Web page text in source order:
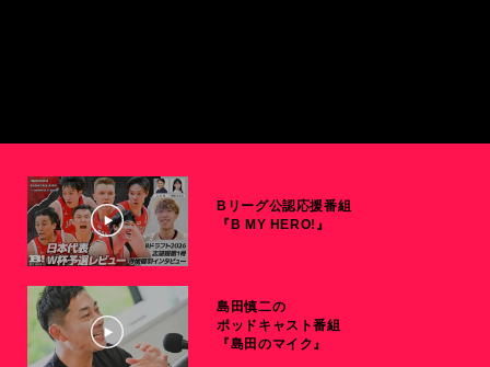
Bリーグ公認応援番組
『B MY HERO!』
島田慎二の
ポッドキャスト番組
『島田のマイク』